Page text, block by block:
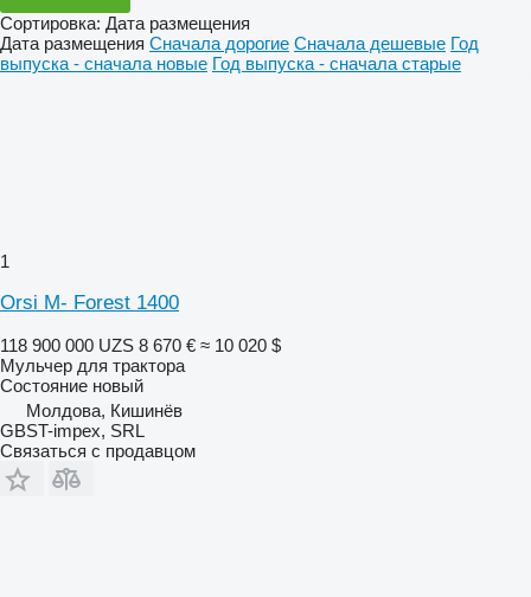
Сортировка: Дата размещения
Дата размещения Сначала дорогие Сначала дешевые Год
выпуска - сначала новые Год выпуска - сначала старые
1
Orsi M- Forest 1400
118 900 000 UZS 8 670 € ≈ 10 020 $
Мульчер для трактора
Состояние новый
Молдова, Кишинёв
GBST-impex, SRL
Связаться с продавцом